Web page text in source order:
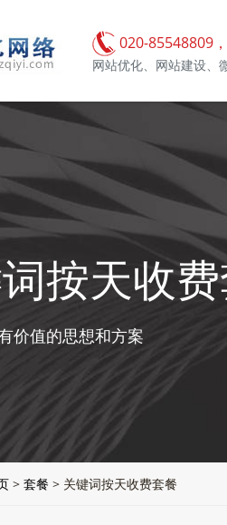
020-85548809
网站优化、网站建设、
按天收
价值的思想和方案
> 套餐 > 关键词按天收费套餐